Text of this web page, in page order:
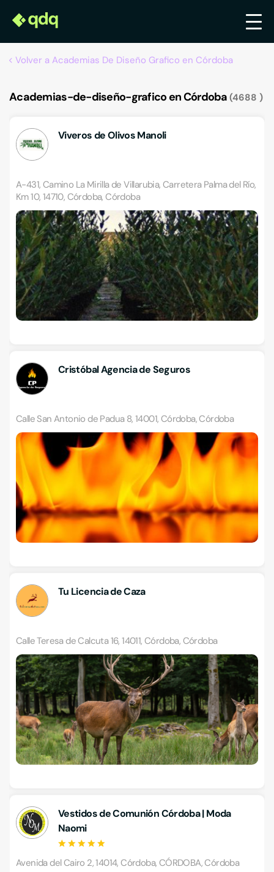
Volver a Academias De Diseño Grafico en Córdoba
Academias-de-diseño-grafico en Córdoba 4688
Viveros de Olivos Manoli
A-431, Camino La Mirilla de Villarubia, Carretera Palma del Río,
Km 10, 14710, Córdoba, Córdoba
Cristóbal Agencia de Seguros
Calle San Antonio de Padua 8, 14001, Córdoba, Córdoba
Tu Licencia de Caza
Calle Teresa de Calcuta 16, 14011, Córdoba, Córdoba
Vestidos de Comunión Córdoba | Moda
Naomi
Avenida del Cairo 2, 14014, Córdoba, CÓRDOBA, Córdoba